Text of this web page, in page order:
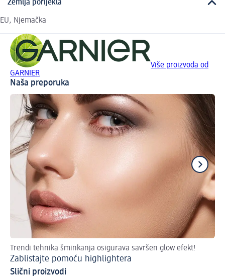
Zemlja porijekla
EU, Njemačka
Više proizvoda od
GARNIER
Naša preporuka
Trendi tehnika šminkanja osigurava savršen glow efekt!
Zablistajte pomoću highlightera
Slični proizvodi